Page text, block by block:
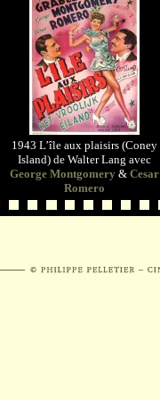
1943 L’île aux plaisirs (Coney
Island) de Walter Lang avec
George Montgomery & Cesar
Romero